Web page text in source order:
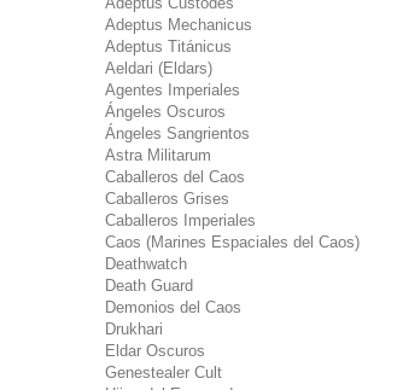
Adeptus Mechanicus
Adeptus Titánicus
Aeldari (Eldars)
Agentes Imperiales
Ángeles Oscuros
Ángeles Sangrientos
Astra Militarum
Caballeros del Caos
Caballeros Grises
Caballeros Imperiales
Caos (Marines Espaciales del Caos)
Deathwatch
Death Guard
Demonios del Caos
Drukhari
Eldar Oscuros
Genestealer Cult